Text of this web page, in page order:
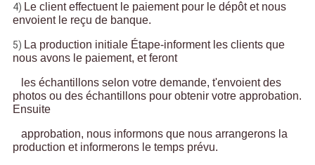
4) Le client effectuent le paiement pour le dépôt et nous
envoient le reçu de banque.
5) La production initiale Étape-informent les clients que
nous avons le paiement, et feront
les échantillons selon votre demande, t'envoient des
photos ou des échantillons pour obtenir votre approbation.
Ensuite
approbation, nous informons que nous arrangerons la
production et informerons le temps prévu.